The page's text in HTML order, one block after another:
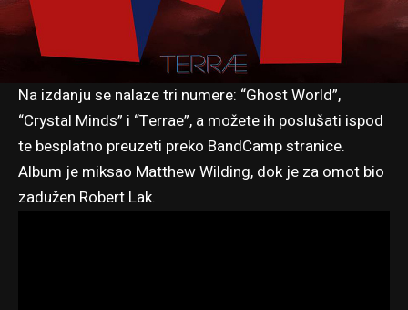
Na izdanju se nalaze tri numere: “Ghost World”,
“Crystal Minds” i “Terrae”, a možete ih poslušati ispod
te besplatno preuzeti preko BandCamp stranice.
Album je miksao Matthew Wilding, dok je za omot bio
zadužen Robert Lak.